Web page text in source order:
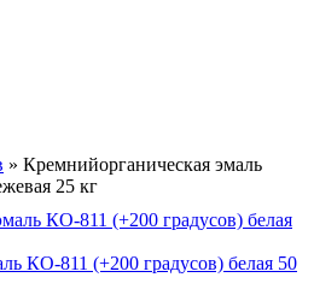
» Кремнийорганическая эмаль
25 кг
КО-811 (+200 градусов) белая 50